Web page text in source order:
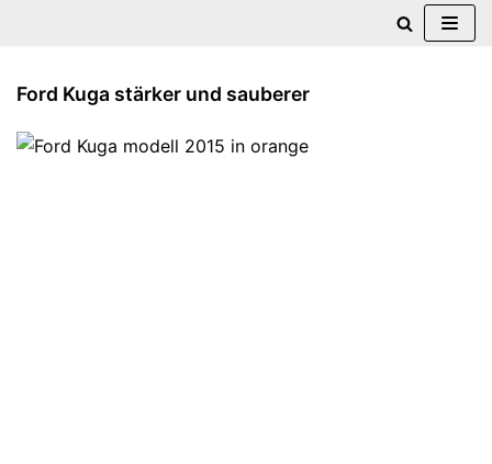
Inhalt
Ford Kuga stärker und sauberer